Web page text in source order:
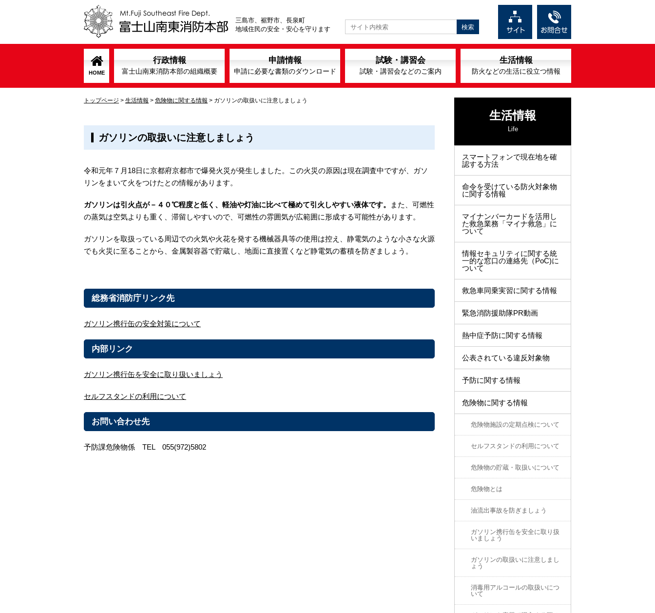
三島市、裾野市、長泉町
地域住民の安全・安心を守ります
HOME
行政情報
富士山南東消防本部の組織概要
申請情報
申請に必要な書類のダウンロード
試験・講習会
試験・講習会などのご案内
生活情報
防火などの生活に役立つ情報
トップページ > 生活情報 > 危険物に関する情報 > ガソリンの取扱いに注意しましょう
ガソリンの取扱いに注意しましょう
令和元年７月18日に京都府京都市で爆発火災が発生しました。この火災の原因は現在調査中ですが、ガソ
リンをまいて火をつけたとの情報があります。
ガソリンは引火点が－４０℃程度と低く、軽油や灯油に比べて極めて引火しやすい液体です。
また、可燃性
の蒸気は空気よりも重く、滞留しやすいので、可燃性の雰囲気が広範囲に形成する可能性があります。
ガソリンを取扱っている周辺での火気や火花を発する機械器具等の使用は控え、静電気のような小さな火源
でも火災に至ることから、金属製容器で貯蔵し、地面に直接置くなど静電気の蓄積を防ぎましょう。
総務省消防庁リンク先
ガソリン携行缶の安全対策について
内部リンク
ガソリン携行缶を安全に取り扱いましょう
セルフスタンドの利用について
お問い合わせ先
予防課危険物係 TEL 055(972)5802
生活情報
Life
スマートフォンで現在地を確
認する方法
命令を受けている防火対象物
に関する情報
マイナンバーカードを活用し
た救急業務「マイナ救急」に
ついて
情報セキュリティに関する統
一的な窓口の連絡先（PoC)に
ついて
救急車同乗実習に関する情報
緊急消防援助隊PR動画
熱中症予防に関する情報
公表されている違反対象物
予防に関する情報
危険物に関する情報
危険物施設の定期点検について
セルフスタンドの利用について
危険物の貯蔵・取扱いについて
危険物とは
油流出事故を防ぎましょう
ガソリン携行缶を安全に取り扱
いましょう
ガソリンの取扱いに注意しまし
ょう
消毒用アルコールの取扱いにつ
いて